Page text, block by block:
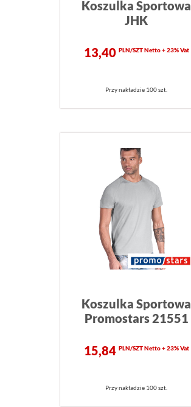
Koszulka Sportowa
JHK
13,40 PLN/SZT Netto + 23% Vat
Przy nakładzie 100 szt.
Koszulka Sportowa
Promostars 21551
15,84 PLN/SZT Netto + 23% Vat
Przy nakładzie 100 szt.